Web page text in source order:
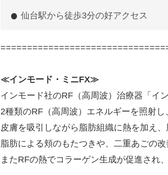
仙台駅から徒歩3分の好アクセス
≪インモード・ミニFX≫
インモード社のRF（高周波）治療器「イ
2種類のRF（高周波）エネルギーを照射し
皮膚を吸引しながら脂肪組織に熱を加え、
脂肪による頬のもたつきや、二重あごの改
またRFの熱でコラーゲン生成が促進され